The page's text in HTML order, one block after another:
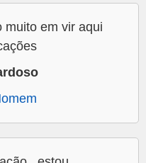
muito em vir aqui